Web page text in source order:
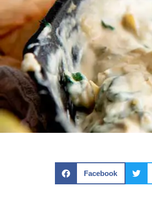
Facebook